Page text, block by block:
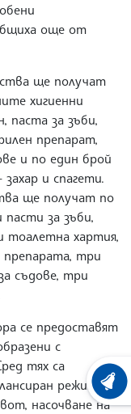
още от
ще получат
хигиенни
паста за зъби,
препарат,
и по един брой
и спагети.
ще получат по
за зъби,
тоалетна хартия,
три
съдове, три
се предоставят
с
тях са
режим на
насочване на